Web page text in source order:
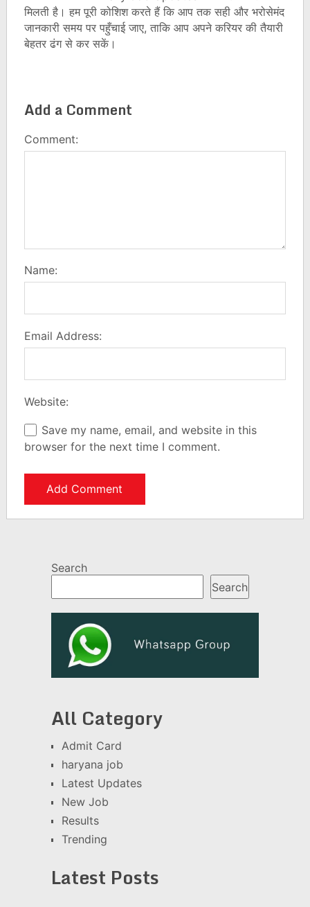
मिलती है। हम पूरी कोशिश करते हैं कि आप तक सही और भरोसेमंद
जानकारी समय पर पहुँचाई जाए, ताकि आप अपने करियर की तैयारी
बेहतर ढंग से कर सकें।
Add a Comment
Comment:
Name:
Email Address:
Website:
Save my name, email, and website in this
browser for the next time I comment.
Search
Search
All Category
Admit Card
haryana job
Latest Updates
New Job
Results
Trending
Latest Posts